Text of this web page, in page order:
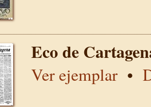
Eco de
Ver ejemplar•